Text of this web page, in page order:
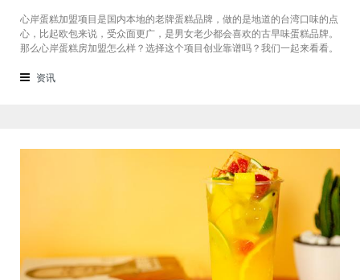
心岸蛋糕加盟项目是国内本地的老牌蛋糕品牌，做的是地道的台湾口味的点
心，比起欧包来说，受众面更广，是男女老少都会喜欢的古早味蛋糕品牌。
那么心岸蛋糕房加盟怎么样？选择这个项目创业靠谱吗？我们一起来看看。
要不就是流行可颂，怎么还会有加盟商去加盟传统烘焙店呢？这您就有所不
资讯